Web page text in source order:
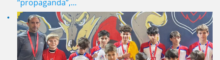
“propaganda”,...